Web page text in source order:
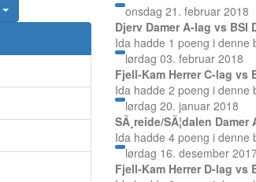
onsdag 21. februar 2018
Djerv Damer A-lag vs BSI
Ida hadde 1 poeng i denne
lørdag 03. februar 2018
Fjell-Kam Herrer C-lag vs
Ida hadde 2 poeng i denne
lørdag 20. januar 2018
SÃ¸reide/SÃ¦dalen
Ida hadde 4 poeng i denne
lørdag 16. desember
Fjell-Kam Herrer D-lag vs